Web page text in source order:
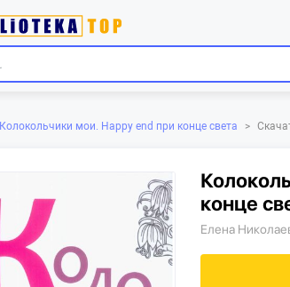
Колокольчики мои. Happy end при конце света >
конце
Елена